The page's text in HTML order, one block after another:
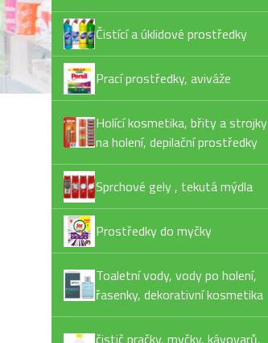
Čistící a úklidové prostředky
Prací prostředky, aviváže
Holící kosmetika, břity a strojky
na holení, depilační prostředky
Sprchové gely , tekutá mýdla
Prostředky do myčky
Toaletní vody, vody po holení,
řasenky, dekorativní kosmetika
čistič pračky, myčky, kávovarů,